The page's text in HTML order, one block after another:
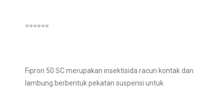
======
Fipron 50 SC merupakan insektisida racun kontak dan
lambung berbentuk pekatan suspensi untuk